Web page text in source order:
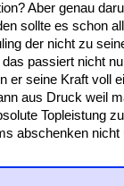
Aber genau
sollte es schon
der nicht zu
passiert nicht
er seine Kraft voll
aus Druck weil
Topleistung
abschenken